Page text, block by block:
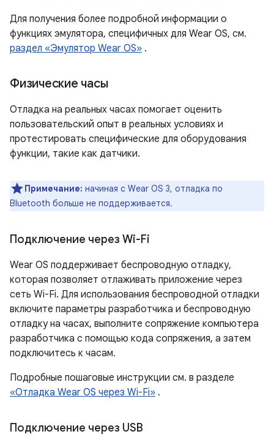
Для получения более подробной информации о
функциях эмулятора, специфичных для Wear OS, см.
раздел «Эмулятор Wear OS» .
Физические часы
Отладка на реальных часах помогает оценить
пользовательский опыт в реальных условиях и
протестировать специфические для оборудования
функции, такие как датчики.
Примечание: начиная с Wear OS 3, отладка по
Bluetooth больше не поддерживается.
Подключение через Wi-Fi
Wear OS поддерживает беспроводную отладку,
которая позволяет отлаживать приложение через
сеть Wi-Fi. Для использования беспроводной отладки
включите параметры разработчика и беспроводную
отладку на часах, выполните сопряжение компьютера
разработчика с помощью кода сопряжения, а затем
подключитесь к часам.
Подробные пошаговые инструкции см. в разделе
«Отладка Wear OS через Wi-Fi» .
Подключение через USB